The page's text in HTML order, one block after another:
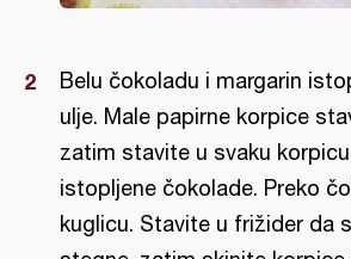
Belu čokoladu i margarin
ulje. Male papirne korpice
zatim stavite u svaku
istopljene čokolade. Preko
kuglicu. Stavite u frižider da